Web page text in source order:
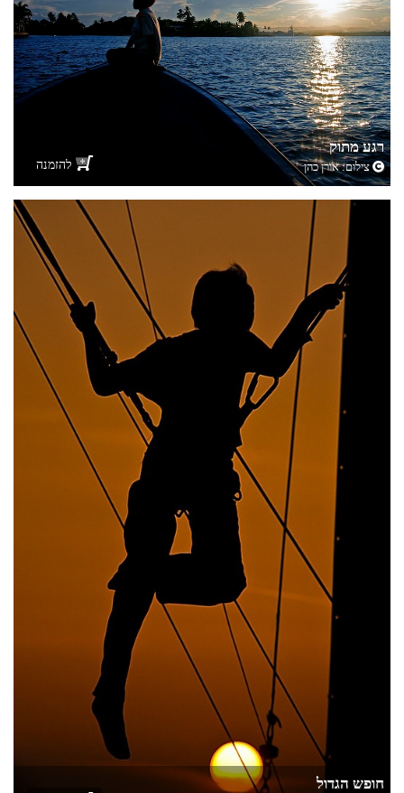
רגע מתוק
צילום:אורן כהן להזמנה
חופש הגדול